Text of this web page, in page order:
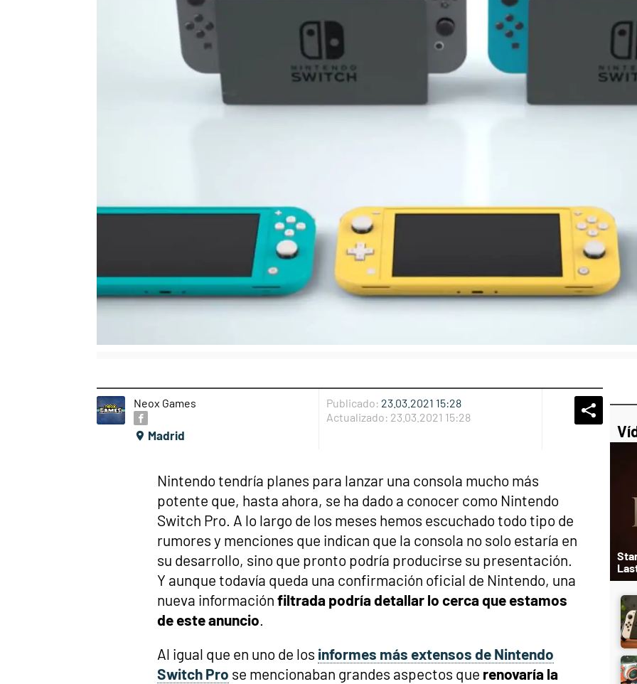
Neox Games
Madrid
Publicado: 23.03.2021 15:28
Actualizado: 23.03.2021 15:28 Whatsapp
Nintendo tendría planes para lanzar una consola mucho más
potente que, hasta ahora, se ha dado a conocer como Nintendo
Switch Pro. A lo largo de los meses hemos escuchado todo tipo de
rumores y menciones que indican que la consola no solo estaría en
su desarrollo, sino que pronto podría producirse su presentación.
Y aunque todavía queda una confirmación oficial de Nintendo, una
nueva información filtrada podría detallar lo cerca que estamos
de este anuncio.
Al igual que en uno de los informes más extensos de Nintendo
Switch Pro se mencionaban grandes aspectos que renovaría la